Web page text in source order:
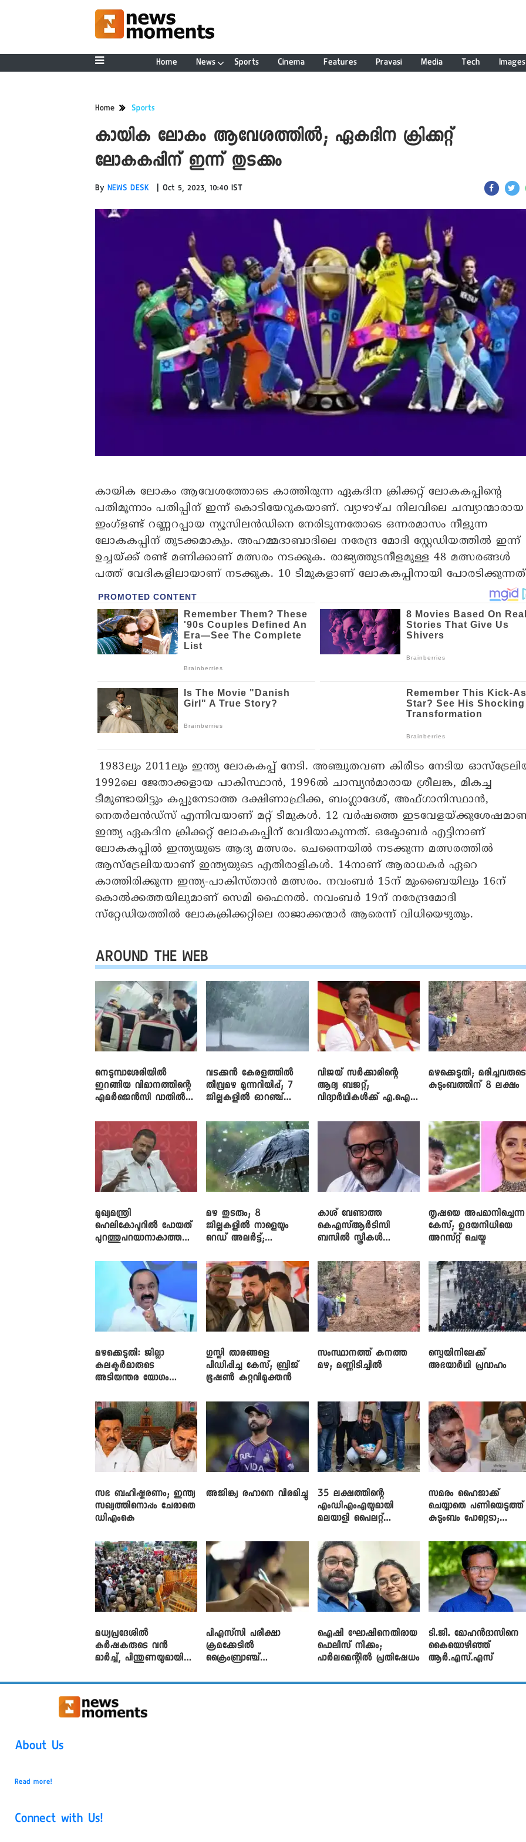
Home News Sports Cinema Features Pravasi Media Tech Images
Home Sports
കായിക ലോകം ആവേശത്തിൽ; ഏകദിന ക്രിക്കറ്റ്
ലോകകപ്പിന് ഇന്ന് തുടക്കം
By NEWS DESK | Oct 5, 2023, 10:40 IST
കായിക ലോകം ആവേശത്തോടെ കാത്തിരുന്ന ഏകദിന ക്രിക്കറ്റ് ലോകകപ്പിന്റെ
പതിമൂന്നാം പതിപ്പിന് ഇന്ന് കൊടിയേറുകയാണ്. വ്യാഴാഴ്ച നിലവിലെ ചമ്പ്യാന്മാരായ
ഇംഗ്ളണ്ട് റണ്ണറപ്പായ ന്യൂസിലൻഡിനെ നേരിടുന്നതോടെ ഒന്നരമാസം നീളുന്ന
ലോകകപ്പിന് തുടക്കമാകും. അഹമ്മദാബാദിലെ നരേന്ദ്ര മോദി സ്റ്റേഡിയത്തിൽ ഇന്ന്
ഉച്ചയ്ക്ക് രണ്ട് മണിക്കാണ് മത്സരം നടക്കുക. രാജ്യത്തുടനീളമുള്ള 48 മത്സരങ്ങൾ
പത്ത് വേദികളിലായാണ് നടക്കുക. 10 ടീമുകളാണ്‌ ലോകകപ്പിനായി
1983ലും 2011ലും ഇന്ത്യ ലോകകപ്പ്‌ നേടി. അഞ്ചുതവണ കിരീടം നേടിയ
1992ലെ ജേതാക്കളായ പാകിസ്ഥാൻ, 1996ൽ ചാമ്പ്യൻമാരായ ശ്രീലങ്ക, മികച്ച
ടീമുണ്ടായിട്ടും കപ്പുനേടാത്ത ദക്ഷിണാഫ്രിക്ക, ബംഗ്ലാദേശ്‌, അഫ്‌ഗാനിസ്ഥാൻ,
നെതർലൻഡ്‌സ്‌ എന്നിവയാണ്‌ മറ്റ്‌ ടീമുകൾ. 12 വർഷത്തെ
ഇന്ത്യ ഏകദിന ക്രിക്കറ്റ് ലോകകപ്പിന് വേദിയാകുന്നത്. ഒക്ടോബർ എട്ടിനാണ്
ലോകകപ്പിൽ ഇന്ത്യയുടെ ആദ്യ മത്സരം. ചെന്നൈയിൽ നടക്കുന്ന മത്സരത്തിൽ
ആസ്‌ട്രേലിയയാണ് ഇന്ത്യയുടെ എതിരാളികൾ. 14നാണ് ആരാധകര്‍ ഏറെ
കാത്തിരിക്കുന്ന ഇന്ത്യ-പാകിസ്താന്‍ മത്സരം. നവംബര്‍ 15ന് മുംബൈയിലും 16ന്
കൊല്‍ക്കത്തയിലുമാണ് സെമി ഫൈനല്‍. നവംബര്‍ 19ന് നരേന്ദ്രമോദി
സ്‌റ്റേഡിയത്തില്‍ ലോകക്രിക്കറ്റിലെ രാജാക്കന്മാര്‍ ആരെന്ന് വിധിയെഴുതും.
AROUND THE WEB
നെടുമ്പാശേരിയിൽ
ഇറങ്ങിയ വിമാനത്തിന്റെ
എമർജെൻസി വാതിൽ
വടക്കൻ കേരളത്തിൽ
തീവ്രമഴ മുന്നറിയിപ്പ്; 7
ജില്ലകളിൽ ഓറഞ്ച്
വിജയ് സർക്കാരിന്റെ
ആദ്യ ബജറ്റ്;
വിദ്യാർഥികൾക്ക് എ.ഐ
ലാപ്ടോപ്പുകളും
മഴക്കെടുതി; മരിച്ചവരുടെ
കുടുംബത്തിന് 8 ലക്ഷം
മുഖ്യമന്ത്രി
ഹെലികോപ്ടറിൽ പോയത്
പുറത്തുപറയാനാകാത്ത
ഗോവിന്ദൻ
മഴ തുടരും; 8
ജില്ലകളിൽ നാളെയും
റെഡ് അലർട്ട്;
അലർട്ട്
കാശ് വേണ്ടാത്ത
കെഎസ്ആർടിസി
ബസിൽ സ്ത്രീകൾ
ജോൺ
തൃഷയെ അപമാനിച്ചെന്ന
കേസ്; ഉദയനിധിയെ
അറസ്റ്റ് ചെയ്തു
മഴക്കെടുതി: ജില്ലാ
കലക്ടർമാരുടെ
അടിയന്തര യോഗം
​ഗുസ്തി താരങ്ങളെ
പീഡിപ്പിച്ച കേസ്; ബ്രിജ്
ഭൂഷൺ കുറ്റവിമുക്തൻ
സംസ്ഥാനത്ത് കനത്ത
മഴ; മണ്ണിടിച്ചിൽ
സ്പെയിനിലേക്ക്
അഭയാർഥി പ്രവാഹം
സഭ ബഹിഷ്കരണം; ഇന്ത്യ
സഖ്യത്തിനൊപ്പം ചേരാതെ
ഡിഎംകെ
അജിങ്ക്യ രഹാനെ വിരമിച്ചു
35 ലക്ഷത്തിന്റെ
എംഡിഎംഎയുമായി
മലയാളി പൈലറ്റ്
സമരം ഹൈജാക്ക്
ചെയ്യാതെ പണിയെടുത്ത്
കുടുംബം പോറ്റെടാ;
വിനായകൻ
മധ്യപ്രദേശിൽ
കർഷകരുടെ വൻ
മാർച്ച്, പിന്തുണയുമായി
പിഎസ്‌സി പരീക്ഷാ
ക്രമക്കേ‌ടിൽ
ക്രൈംബ്രാഞ്ച്
ഐഷി ഘോഷിനെതിരായ
പൊലീസ് നീക്കം;
പാര്‍ലമെന്റിൽ പ്രതിഷേധം
ടി.ജി. മോഹൻദാസിനെ
കൈയൊഴിഞ്ഞ്
ആർ.എസ്.എസ്
About Us
Read more!
Connect with Us!